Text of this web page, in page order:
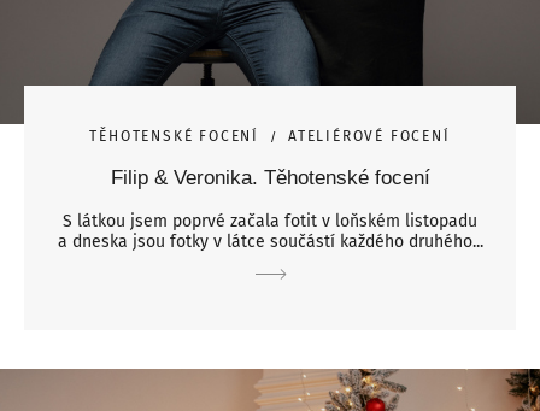
TĚHOTENSKÉ FOCENÍ ATELIÉROVÉ FOCENÍ
Filip & Veronika. Těhotenské focení
S látkou jsem poprvé začala fotit v loňském listopadu
a dneska jsou fotky v látce součástí každého druhého...